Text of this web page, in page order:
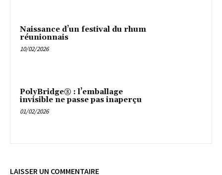
Naissance d’un festival du rhum
réunionnais
10/02/2026
PolyBridge® : l’emballage
invisible ne passe pas inaperçu
01/02/2026
LAISSER UN COMMENTAIRE